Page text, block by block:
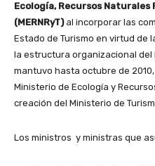
Ecología, Recursos Naturales
(MERNRyT)al incorporar las
Estado de Turismo en virtud de
la estructura organizacional del
mantuvo hasta octubre de
Ministerio de Ecología y
creación del Ministerio de
Los ministros y ministras que